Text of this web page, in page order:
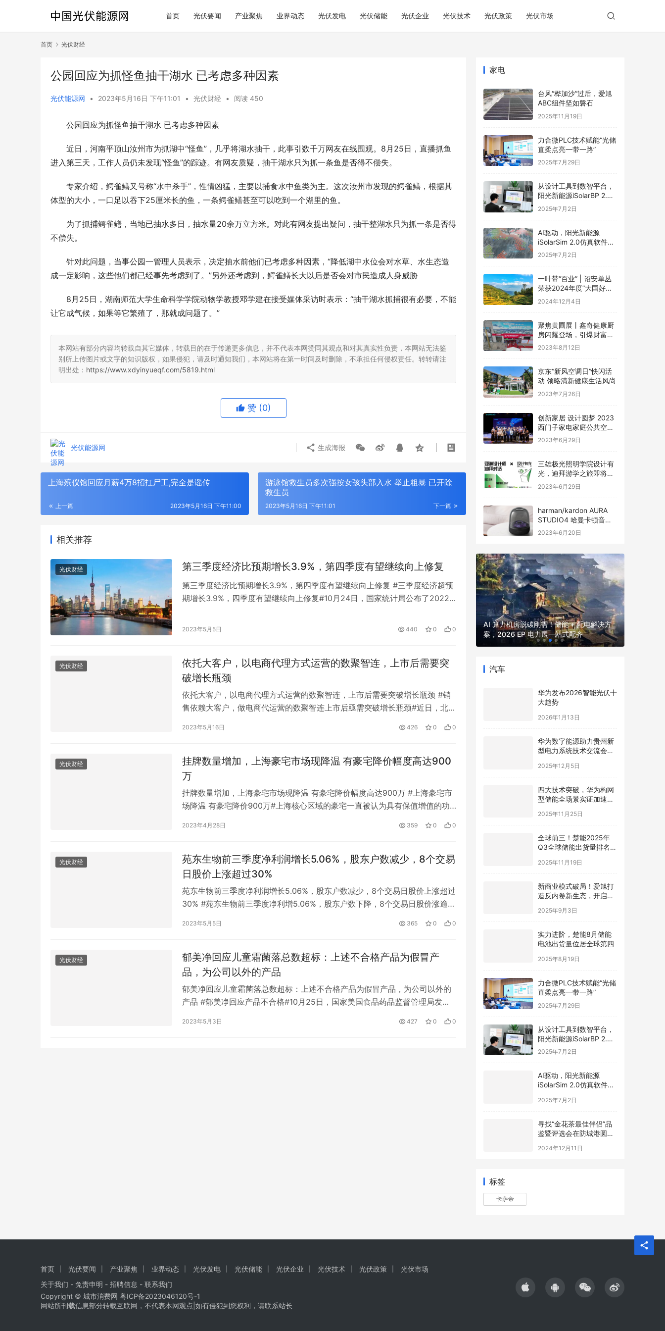
首页 光伏要闻 产业聚焦 业界动态 光伏发电 光伏储能 光伏企业 光伏技术 光伏政策 光伏市场
首页 光伏财经
公园回应为抓怪鱼抽干湖水 已考虑多种因素
光伏能源网 • 2023年5月16日 下午11:01 • 光伏财经 • 阅读 450
公园回应为抓怪鱼抽干湖水 已考虑多种因素
近日，河南平顶山汝州市为抓湖中“怪鱼”，几乎将湖水抽干，此事引数千万网友在线围观。8月25日，直播抓鱼
进入第三天，工作人员仍未发现“怪鱼”的踪迹。有网友质疑，抽干湖水只为抓一条鱼是否得不偿失。
专家介绍，鳄雀鳝又号称“水中杀手”，性情凶猛，主要以捕食水中鱼类为主。这次汝州市发现的鳄雀鳝，根据其
体型的大小，一口足以吞下25厘米长的鱼，一条鳄雀鳝甚至可以吃到一个湖里的鱼。
为了抓捕鳄雀鳝，当地已抽水多日，抽水量20余万立方米。对此有网友提出疑问，抽干整湖水只为抓一条是否得
不偿失。
针对此问题，当事公园一管理人员表示，决定抽水前他们已考虑多种因素，“降低湖中水位会对水草、水生态造
成一定影响，这些他们都已经事先考虑到了。”另外还考虑到，鳄雀鳝长大以后是否会对市民造成人身威胁
8月25日，湖南师范大学生命科学学院动物学教授邓学建在接受媒体采访时表示：“抽干湖水抓捕很有必要，不能
让它成气候，如果等它繁殖了，那就成问题了。”
本网站有部分内容均转载自其它媒体，转载目的在于传递更多信息，并不代表本网赞同其观点和对其真实性负责，本网站无法鉴
别所上传图片或文字的知识版权，如果侵犯，请及时通知我们，本网站将在第一时间及时删除，不承担任何侵权责任。转转请注
明出处： https://www.xdyinyueqf.com/5819.html
赞 (0)
光伏能源网 生成海报
上海殡仪馆回应月薪4万8招扛尸工,完全是谣传
上一篇 2023年5月16日 下午11:00
游泳馆救生员多次强按女孩头部入水 举止粗暴 已开除
救生员
下一篇
2023年5月16日 下午11:01
相关推荐
光伏财经 第三季度经济比预期增长3.9%，第四季度有望继续向上修复
第三季度经济比预期增长3.9%，第四季度有望继续向上修复 #三季度经济超预
期增长3.9%，四季度有望继续向上修复#10月24日，国家统计局公布了2022
不变价格计算，比上年同期增长3.0%，提高0.5个百分点。 分季度看，一季度
2023年5月5日 440 0 0
光伏财经
依托大客户，以电商代理方式运营的数聚智连，上市后需要突
破增长瓶颈
依托大客户，以电商代理方式运营的数聚智连，上市后需要突破增长瓶颈 #销
售依赖大客户，做电商代运营的数聚智连上市后亟需突破增长瓶颈#近日，北京
(4.640，-0.07，-1.49%)的电商运营商，离独立上市又近了一步。聚智联拟
2023年5月16日 426 0 0
光伏财经
挂牌数量增加，上海豪宅市场现降温 有豪宅降价幅度高达900
万
挂牌数量增加，上海豪宅市场现降温 有豪宅降价幅度高达900万 #上海豪宅市
场降温 有豪宅降价900万#上海核心区域的豪宅一直被认为具有保值增值的功
降温的迹象。最挑动市场神经的是豪宅挂牌价大幅下降。媒体记者从上海多家
式里弄…
2023年4月28日 359 0 0
光伏财经
苑东生物前三季度净利润增长5.06%，股东户数减少，8个交易
日股价上涨超过30%
苑东生物前三季度净利润增长5.06%，股东户数减少，8个交易日股价上涨超过
30% #苑东生物前三季度净利增5.06%，股东户数下降，8个交易日股价涨逾
布一次。 数据显示，公司2022年前三季度营业收入8.98亿元，同比增长
2023年5月5日 365 0 0
光伏财经
郁美净回应儿童霜菌落总数超标：上述不合格产品为假冒产
品，为公司以外的产品
郁美净回应儿童霜菌落总数超标：上述不合格产品为假冒产品，为公司以外的
产品 #郁美净回应产品不合格#10月25日，国家美国食品药品监督管理局发布
美净儿童霜菌落总数超标。对此，郁美净集团回应称，上述不合格产品为假冒
2023年5月3日 427 0 0
家电
台风“桦加沙”过后，爱旭
ABC组件坚如磐石
2025年11月19日
力合微PLC技术赋能“光储
直柔点亮一带一路”
2025年7月29日
从设计工具到数智平台，
阳光新能源iSolarBP 2.0
重塑分布式电站设计范
2025年7月2日
AI驱动，阳光新能源
iSolarSim 2.0仿真软件引
领光伏智能评估新时代！
2025年7月2日
一叶带“百业” | 诏安单丛
荣获2024年度“大国好货·
一县一品”特色品牌
2024年12月4日
聚焦黄圃展丨鑫奇健康厨
房闪耀登场，引爆财富盛
宴
2023年8月12日
京东“新风空调日”快闪活
动 领略清新健康生活风尚
2023年7月26日
创新家居 设计圆梦 2023
西门子家电家庭公共空间
设计大赛圆满礼成
2023年6月29日
三雄极光照明学院设计有
光，迪拜游学之旅即将启
程
2023年6月29日
harman/kardon AURA
STUDIO4 哈曼卡顿音乐
琉璃四代全新发布
2023年6月20日
年度输配电采购平台！75000+精准买家就
位，全品类一次二次设备一站式选型、比
价、签约
解析
EP 电力展集中展示集中式新能源并网核心
AI 算力机房脱碳刚需！储能 + 配电解决方
案，2026 EP 电力展一站式配齐
汽车
华为发布2026智能光伏十
大趋势
2026年1月13日
华为数字能源助力贵州新
型电力系统技术交流会在
2025年12月5日
四大技术突破，华为构网
型储能全场景实证加速新
2025年11月25日
全球前三！楚能2025年
Q3全球储能出货量排名再
2025年11月19日
新商业模式破局！爱旭打
造反内卷新生态，开启光
2025年9月3日
实力进阶，楚能8月储能
电池出货量位居全球第四
2025年8月19日
力合微PLC技术赋能“光储
直柔点亮一带一路”
2025年7月29日
从设计工具到数智平台，
阳光新能源iSolarBP 2.0
重塑分布式电站设计范
2025年7月2日
AI驱动，阳光新能源
iSolarSim 2.0仿真软件引
2025年7月2日
寻找“金花茶最佳伴侣”品
鉴暨评选会在防城港圆满
2024年12月11日
标签
卡萨帝
首页 光伏要闻 产业聚焦 业界动态 光伏发电 光伏储能 光伏企业 光伏技术 光伏政策
光伏市场
关于我们 - 免责申明 - 招聘信息 - 联系我们
Copyright © 城市消费网 粤ICP备2023046120号-1
网站所刊载信息部分转载互联网，不代表本网观点|如有侵犯到您权利，请联系站长